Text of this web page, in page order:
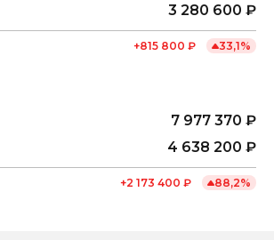
3 280 600 ₽
+815 800 ₽ 33,1%
7 977 370 ₽
4 638 200 ₽
+2 173 400 ₽ 88,2%